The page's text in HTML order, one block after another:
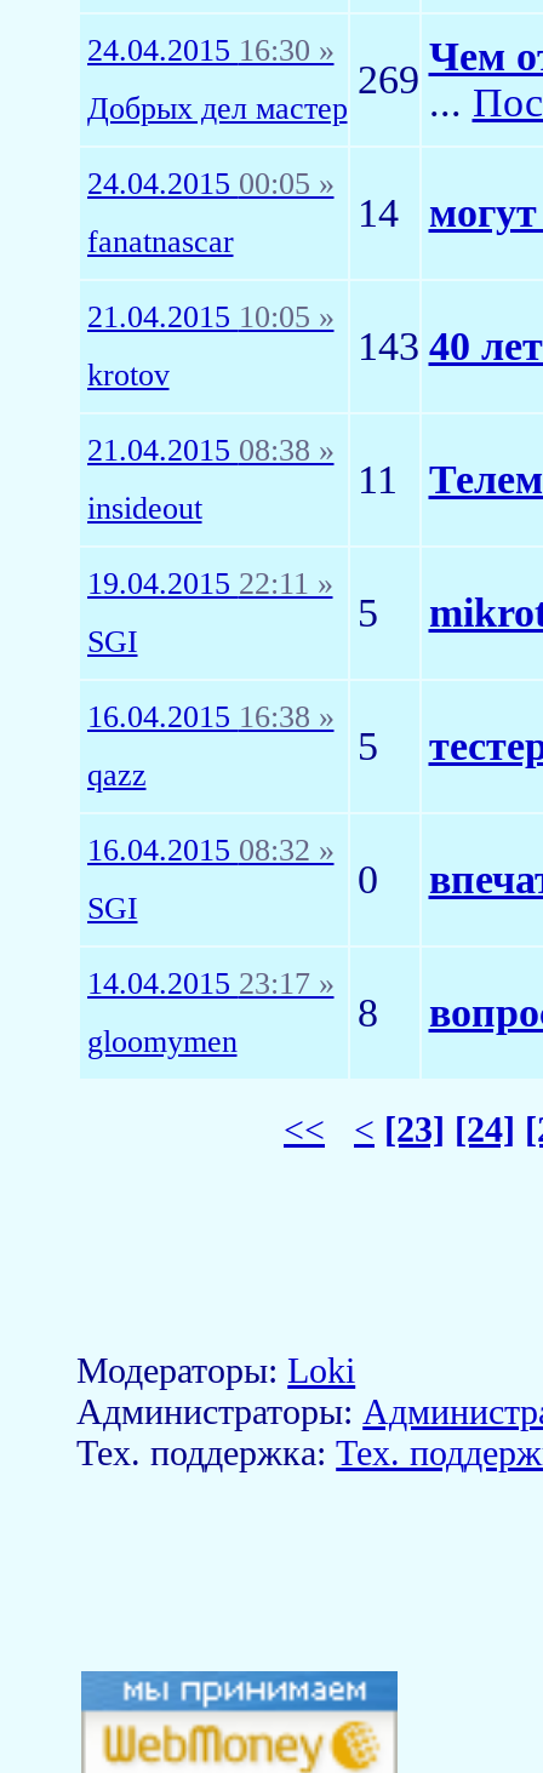
24.04.2015 16:30 »
Добрых дел мастер
269
Чем
...
24.04.2015 00:05 »
fanatnascar
14
21.04.2015 10:05 »
krotov
143 40
21.04.2015 08:38 »
insideout
11
19.04.2015 22:11 »
SGI
5
16.04.2015 16:38 »
qazz
5
16.04.2015 08:32 »
SGI
0
14.04.2015 23:17 »
gloomymen
8
<< < [23] [24]
Модераторы:Loki
Aдминистраторы:
Тех. поддержка:Тех.